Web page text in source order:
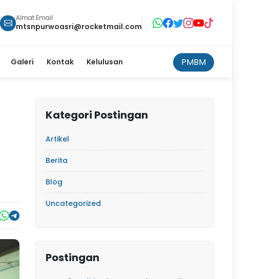
Almat Email
mtsnpurwoasri@rocketmail.com
Galeri Kontak Kelulusan PMBM
Kategori Postingan
Artikel
Berita
Blog
Uncategorized
Postingan